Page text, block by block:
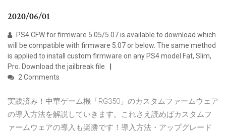
2020/06/01
PS4 CFW for firmware 5.05/5.07 is available to download which
will be compatible with firmware 5.07 or below. The same method
is applied to install custom firmware on any PS4 model Fat, Slim,
Pro. Download the jailbreak file
2 Comments
実践済み！中華ゲーム機「RG350」のカスタムファームウェア
の導入方法を解説していきます。これさえ読めばカスタムフ
ァームウェアの導入も楽勝です！導入方法・アップグレード